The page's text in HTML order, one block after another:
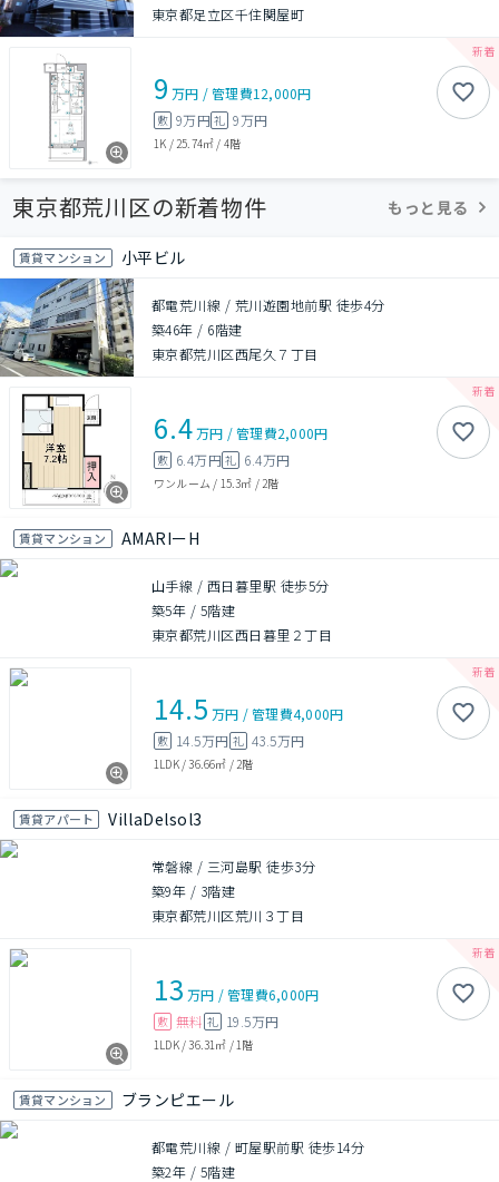
東京都足立区千住関屋町
9 万円 /管理費12,000円
敷 9万円礼 9万円
1K / 25.74㎡ / 4階
東京都荒川区の新着物件 もっと見る
賃貸マンション 小平ビル
都電荒川線 / 荒川遊園地前駅 徒歩4分
築46年 / 6階建
東京都荒川区西尾久７丁目
6.4万円 /管理費2,000円
敷 6.4万円礼 6.4万円
ワンルーム / 15.3㎡ / 2階
賃貸マンション AMARIーH
山手線 / 西日暮里駅 徒歩5分
築5年 / 5階建
東京都荒川区西日暮里２丁目
14.5 万円 /管理費4,000円
敷 14.5万円 礼 43.5万円
1LDK/36.66㎡ / 2階
賃貸アパート VillaDelsol3
常磐線 / 三河島駅 徒歩3分
築9年 / 3階建
東京都荒川区荒川３丁目
13 万円 /管理費6,000円
敷 無料 礼 19.5万円
1LDK/36.31㎡ / 1階
賃貸マンション ブランピエール
都電荒川線 / 町屋駅前駅 徒歩14分
築2年 / 5階建